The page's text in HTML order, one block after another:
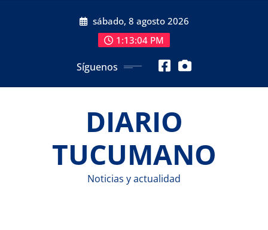
sábado, 8 agosto 2026
1:13:05 PM
Síguenos
DIARIO
TUCUMANO
Noticias y actualidad